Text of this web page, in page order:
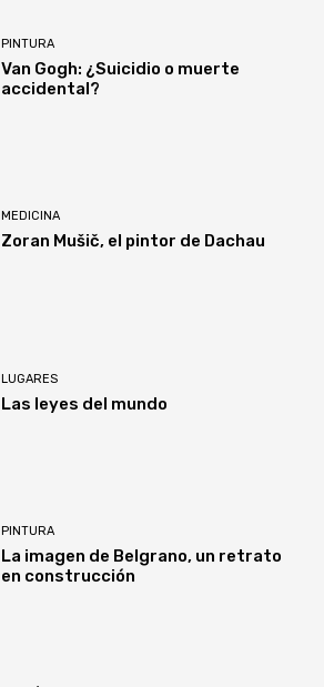
PINTURA
Van Gogh: ¿Suicidio o muerte
accidental?
MEDICINA
Zoran Mušič, el pintor de Dachau
LUGARES
Las leyes del mundo
PINTURA
La imagen de Belgrano, un retrato
en construcción